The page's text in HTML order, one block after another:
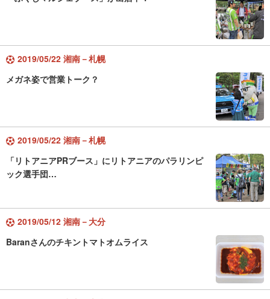
2019/05/22 湘南－札幌
メガネ姿で営業トーク？
2019/05/22 湘南－札幌
「リトアニアPRブース」にリトアニアのパラリンピ
ック選手団…
2019/05/12 湘南－大分
Baranさんのチキントマトオムライス